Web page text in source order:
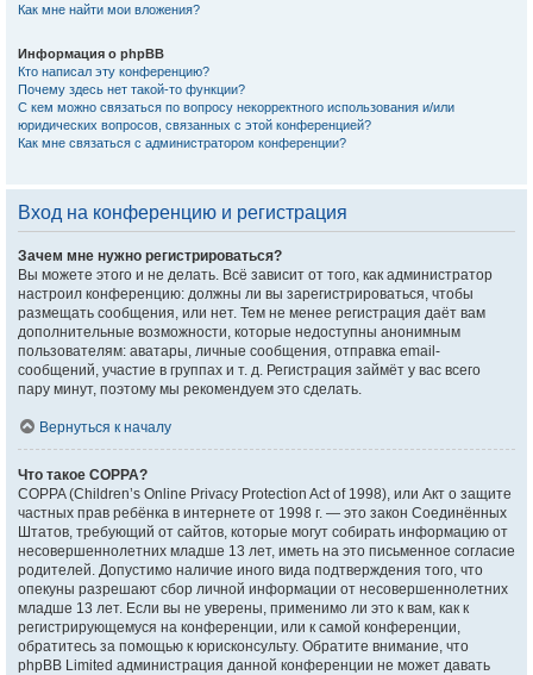
Как мне найти мои вложения?
Информация о phpBB
Кто написал эту конференцию?
Почему здесь нет такой-то функции?
С кем можно связаться по вопросу некорректного использования и/или
юридических вопросов, связанных с этой конференцией?
Как мне связаться с администратором конференции?
Вход на конференцию и регистрация
Зачем мне нужно регистрироваться?
Вы можете этого и не делать. Всё зависит от того, как администратор
настроил конференцию: должны ли вы зарегистрироваться, чтобы
размещать сообщения, или нет. Тем не менее регистрация даёт вам
дополнительные возможности, которые недоступны анонимным
пользователям: аватары, личные сообщения, отправка email-
сообщений, участие в группах и т. д. Регистрация займёт у вас всего
пару минут, поэтому мы рекомендуем это сделать.
Вернуться к началу
Что такое COPPA?
COPPA (Children’s Online Privacy Protection Act of 1998), или Акт о защите
частных прав ребёнка в интернете от 1998 г. — это закон Соединённых
Штатов, требующий от сайтов, которые могут собирать информацию от
несовершеннолетних младше 13 лет, иметь на это письменное согласие
родителей. Допустимо наличие иного вида подтверждения того, что
опекуны разрешают сбор личной информации от несовершеннолетних
младше 13 лет. Если вы не уверены, применимо ли это к вам, как к
регистрирующемуся на конференции, или к самой конференции,
обратитесь за помощью к юрисконсульту. Обратите внимание, что
phpBB Limited администрация данной конференции не может давать